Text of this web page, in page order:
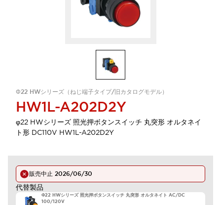
Φ22 HWシリーズ（ねじ端子タイプ/旧カタログモデル）
HW1L-A202D2Y
φ22 HWシリーズ 照光押ボタンスイッチ 丸突形 オルタネイ
ト形 DC110V HW1L-A202D2Y
販売中止 2026/06/30
代替製品
Φ22 HWシリーズ 照光押ボタンスイッチ 丸突形 オルタネイト AC/DC
100/120V